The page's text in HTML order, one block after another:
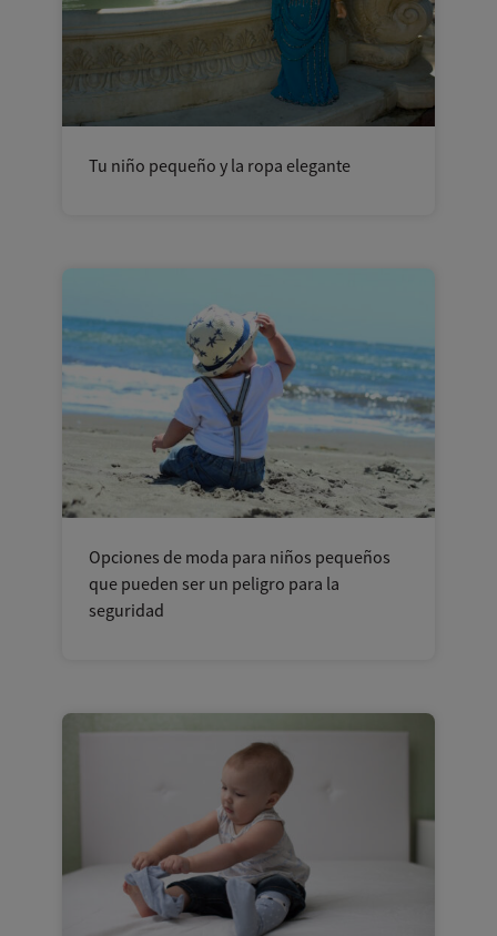
Tu niño pequeño y la ropa elegante
Opciones de moda para niños pequeños
que pueden ser un peligro para la
seguridad